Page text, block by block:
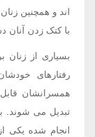
اند و همچنین
با کتک زدن آنان
بسیاری از زنان
رفتارهای
همسرانشان
تبدیل می شوند.
انجام شده یکی